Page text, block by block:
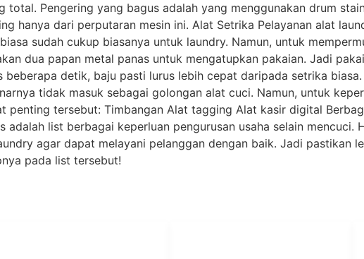
total. Pengering yang bagus adalah yang menggunakan drum
hanya dari perputaran mesin ini. Alat Setrika Pelayanan alat
sudah cukup biasanya untuk laundry. Namun, untuk
dua papan metal panas untuk mengatupkan pakaian. Jadi
beberapa detik, baju pasti lurus lebih cepat daripada setrika
tidak masuk sebagai golongan alat cuci. Namun, untuk
penting tersebut: Timbangan Alat tagging Alat kasir digital
adalah list berbagai keperluan pengurusan usaha selain
agar dapat melayani pelanggan dengan baik. Jadi pastikan
pada list tersebut!